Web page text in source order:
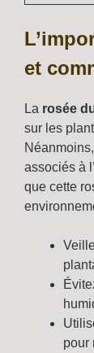
et
La rosée
sur les
associés à
que cette
pour